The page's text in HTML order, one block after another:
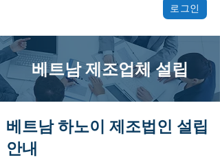
로그인
베트남 제조업체 설립
베트남 하노이 제조법인 설립
안내